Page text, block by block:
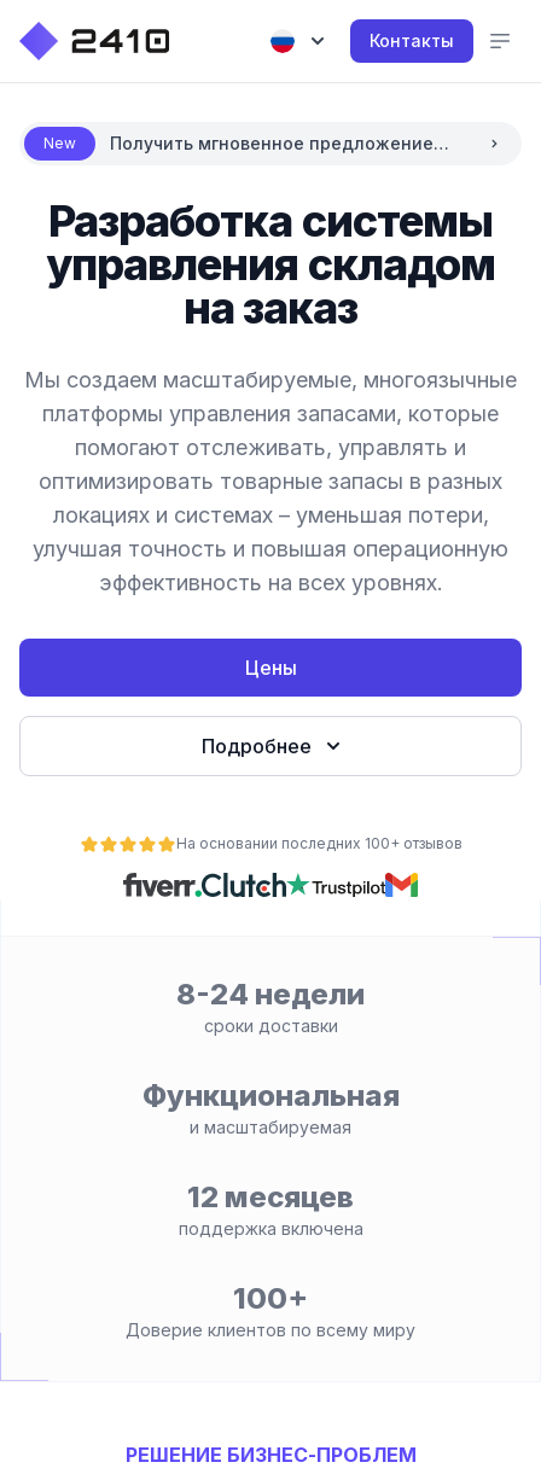
Контакты
New
Получить мгновенное предложение
Разработка системы
управления складом
на заказ
Мы создаем масштабируемые, многоязычные
платформы управления запасами, которые
помогают отслеживать, управлять и
оптимизировать товарные запасы в разных
локациях и системах – уменьшая потери,
улучшая точность и повышая операционную
эффективность на всех уровнях.
Цены
Подробнее
На основании последних 100+ отзывов
8-24 недели
сроки доставки
Функциональная
и масштабируемая
12 месяцев
поддержка включена
100+
Доверие клиентов по всему миру
РЕШЕНИЕ БИЗНЕС-ПРОБЛЕМ